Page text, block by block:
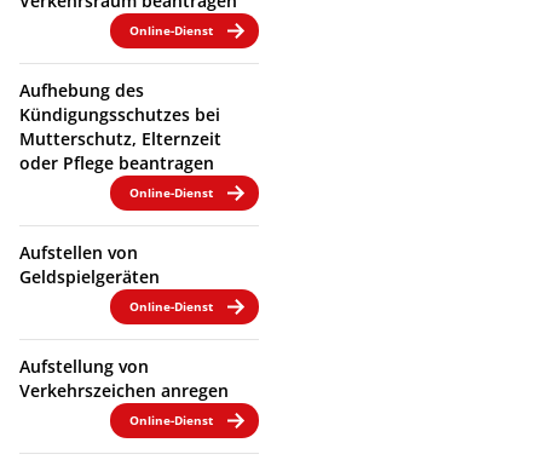
Online-Dienst
Aufhebung des
Kündigungsschutzes bei
Mutterschutz, Elternzeit
oder Pflege beantragen
Online-Dienst
Aufstellen von
Geldspielgeräten
Online-Dienst
Aufstellung von
Verkehrszeichen anregen
Online-Dienst